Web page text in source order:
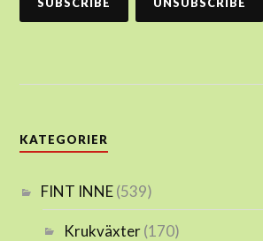
KATEGORIER
FINT INNE(539)
Krukväxter(170)